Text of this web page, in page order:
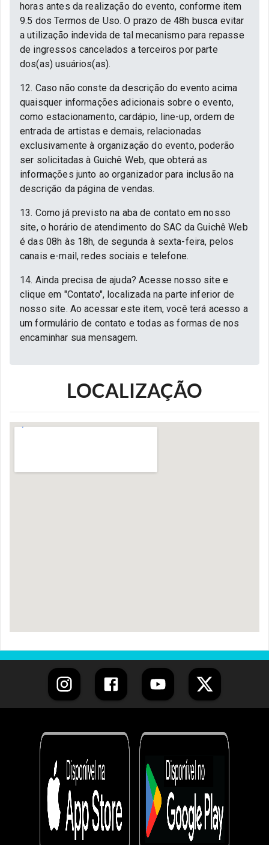
horas antes da realização do evento, conforme item
9.5 dos Termos de Uso. O prazo de 48h busca evitar
a utilização indevida de tal mecanismo para repasse
de ingressos cancelados a terceiros por parte
dos(as) usuários(as).
12. Caso não conste da descrição do evento acima
quaisquer informações adicionais sobre o evento,
como estacionamento, cardápio, line-up, ordem de
entrada de artistas e demais, relacionadas
exclusivamente à organização do evento, poderão
ser solicitadas à Guichê Web, que obterá as
informações junto ao organizador para inclusão na
descrição da página de vendas.
13. Como já previsto na aba de contato em nosso
site, o horário de atendimento do SAC da Guichê Web
é das 08h às 18h, de segunda à sexta-feira, pelos
canais e-mail, redes sociais e telefone.
14. Ainda precisa de ajuda? Acesse nosso site e
clique em "Contato", localizada na parte inferior de
nosso site. Ao acessar este item, você terá acesso a
um formulário de contato e todas as formas de nos
encaminhar sua mensagem.
LOCALIZAÇÃO